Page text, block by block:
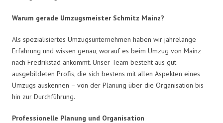
Warum gerade Umzugsmeister Schmitz Mainz?
Als spezialisiertes Umzugsunternehmen haben wir jahrelange
Erfahrung und wissen genau, worauf es beim Umzug von Mainz
nach Fredrikstad ankommt. Unser Team besteht aus gut
ausgebildeten Profis, die sich bestens mit allen Aspekten eines
Umzugs auskennen – von der Planung über die Organisation bis
hin zur Durchführung.
Professionelle Planung und Organisation